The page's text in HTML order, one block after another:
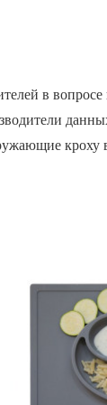
в вопросе
кроху